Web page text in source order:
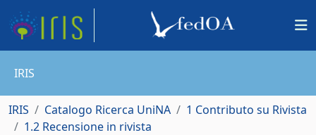
IRIS
IRIS Catalogo Ricerca UniNA
1 Contributo su Rivista
1.2 Recensione in rivista